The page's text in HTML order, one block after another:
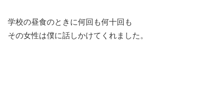
学校の昼食のときに何回も何十回も
その女性は僕に話しかけてくれました。